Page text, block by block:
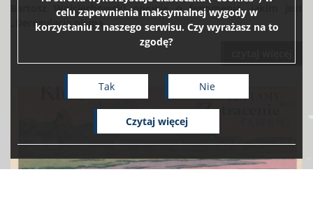
celu zapewnienia maksymalnej wygody w
korzystaniu z naszego serwisu. Czy wyrażasz na to
zgodę?
Tak Nie
czytaj więcej
Bartosz Wojciechowski opowie o fenomenie, jakim jest
„Deregulacja pisma ...